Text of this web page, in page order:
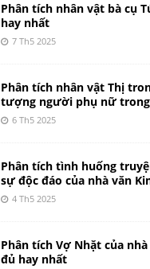
Phân tích nhân vật bà cụ
hay nhất
7 Th5 2025
Phân tích nhân vật Thị
tượng người phụ nữ
6 Th5 2025
Phân tích tình huống
sự độc đáo của nhà văn
4 Th5 2025
Phân tích Vợ Nhặt của
đủ hay nhất